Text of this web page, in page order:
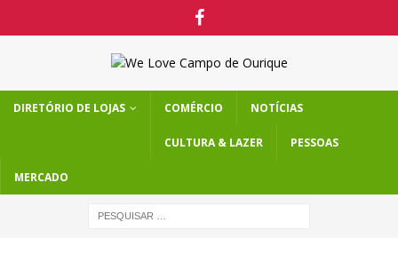
DIRETÓRIO DE LOJAS COMÉRCIO NOTÍCIAS
CULTURA & LAZER PESSOAS
MERCADO